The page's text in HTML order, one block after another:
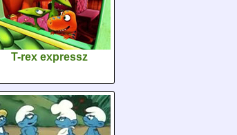
T-rex expressz